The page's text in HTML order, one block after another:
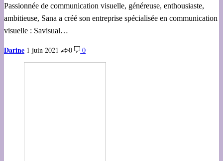
Passionnée de communication visuelle, généreuse, enthousiaste,
ambitieuse, Sana a créé son entreprise spécialisée en communication
visuelle : Savisual…
Darine 1 juin 2021 0 0